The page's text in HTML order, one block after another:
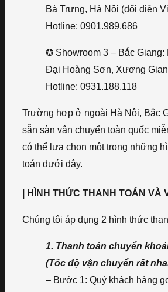
Bà Trưng, Hà Nội (đối diện
Hotline: 0901.989.686
✪ Showroom 3 – Bắc Giang:
Đại Hoàng Sơn, Xương
Hotline: 0931.188.118
Trường hợp ở ngoài Hà Nội, Bắc
sẵn sàn vận chuyển toàn quốc
có thể lựa chọn một trong những
toán dưới đây.
| HÌNH THỨC THANH TOÁN VÀ
Chúng tôi áp dụng 2 hình thức
1. Thanh toán chuyển
(Tốc độ vận chuyển rất
– Bước 1: Quý khách hàng